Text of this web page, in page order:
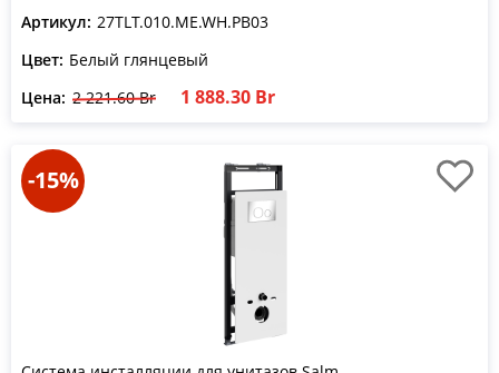
Артикул: 27TLT.010.ME.WH.PB03
Цвет: Белый глянцевый
Цена: 2 221.60 Br 1 888.30 Br
-15%